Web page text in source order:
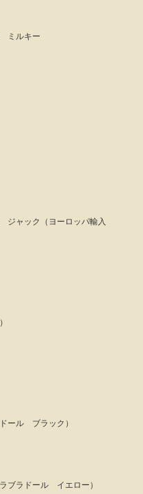
ミルキー
ャック（ヨーロッパ輸入
ール ブラック）
ブラドール イエロー）